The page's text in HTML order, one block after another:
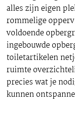
alles zijn eigen
rommelige
voldoende
ingebouwde
toiletartikelen
ruimte
precies wat je
kunnen